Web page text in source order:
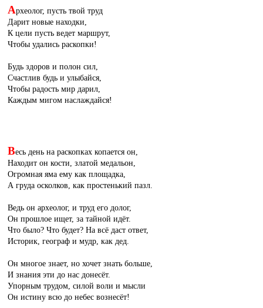
Археолог, пусть твой труд
Дарит новые находки,
К цели пусть ведет маршрут,
Чтобы удались раскопки!
Будь здоров и полон сил,
Счастлив будь и улыбайся,
Чтобы радость мир дарил,
Каждым мигом наслаждайся!
Весь день на раскопках копается он,
Находит он кости, златой медальон,
Огромная яма ему как площадка,
А груда осколков, как простенький пазл.
Ведь он археолог, и труд его долог,
Он прошлое ищет, за тайной идёт.
Что было? Что будет? На всё даст ответ,
Историк, географ и мудр, как дед.
Он многое знает, но хочет знать больше,
И знания эти до нас донесёт.
Упорным трудом, силой воли и мысли
Он истину всю до небес вознесёт!